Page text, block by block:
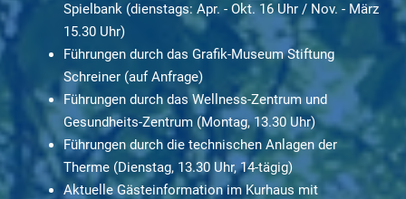
Spielbank (dienstags: Apr. - Okt. 16 Uhr / Nov. - März
15.30 Uhr)
Führungen durch das Grafik-Museum Stiftung
Schreiner (auf Anfrage)
Führungen durch das Wellness-Zentrum und
Gesundheits-Zentrum (Montag, 13.30 Uhr)
Führungen durch die technischen Anlagen der
Therme (Dienstag, 13.30 Uhr, 14-tägig)
Aktuelle Gästeinformation im Kurhaus mit